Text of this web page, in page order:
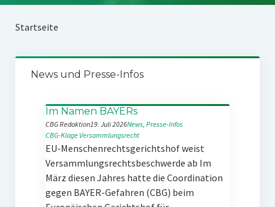
Startseite
News und Presse-Infos
Im Namen BAYERs
CBG Redaktion19. Juli 2026News, Presse-Infos
CBG-Klage Versammlungsrecht
EU-Menschenrechtsgerichtshof weist
Versammlungsrechtsbeschwerde ab Im
März diesen Jahres hatte die Coordination
gegen BAYER-Gefahren (CBG) beim